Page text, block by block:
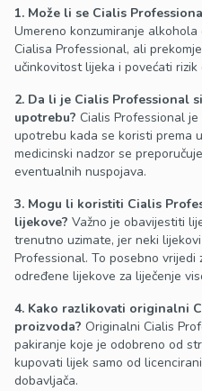
1. Može li se Cialis
Umereno konzumiranje
Cialisa Professional, ali
učinkovitost lijeka i povećati rizik
2. Da li je Cialis Professional
upotrebu? Cialis Professional
upotrebu kada se koristi prema
medicinski nadzor se
eventualnih nuspojava.
3. Mogu li koristiti Cialis
lijekove? Važno je obavijestiti
trenutno uzimate, jer neki
Professional. To posebno
određene lijekove za liječenje
4. Kako razlikovati originalni
proizvoda? Originalni Cialis
pakiranje koje je odobreno od
kupovati lijek samo od
dobavljača.